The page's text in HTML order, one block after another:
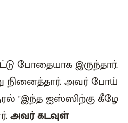
போதையாக இருந்தார்.
நினைத்தார். அவர் போய்
"இந்த ஐஸ்ஸிற்கு கீழே
அவர் கடவுள்